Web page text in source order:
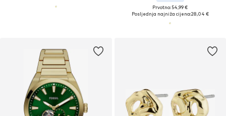
Prvotno: 54,99 €
Posljednja najniža cijena:28,04 €